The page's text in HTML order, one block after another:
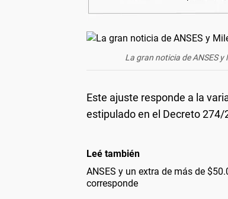
La gran noticia de ANSES
Este ajuste responde a la
estipulado en el Decreto 274/
Leé también
ANSES y un extra de más de
corresponde